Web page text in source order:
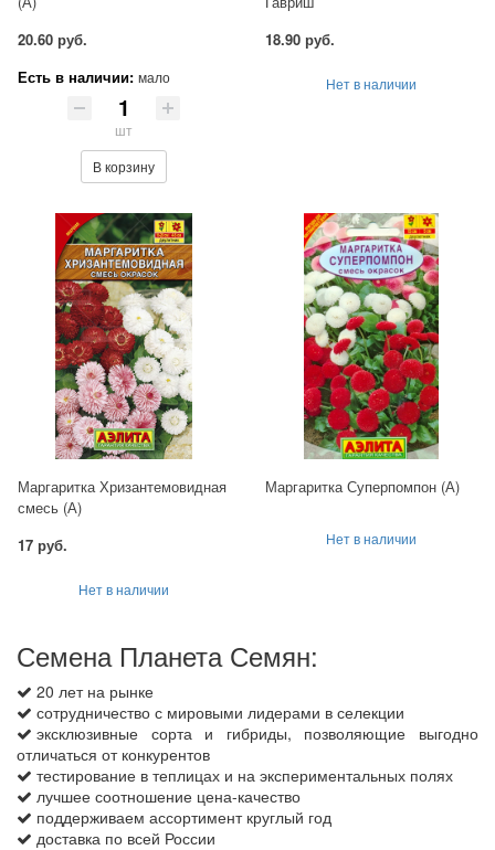
20.60 руб.
Есть в наличии: мало
шт
В корзину
18.90 руб.
Нет в наличии
Маргаритка Хризантемовидная
смесь (А)
17 руб.
Нет в наличии
Маргаритка Суперпомпон (А)
Нет в наличии
Семена Планета Семян:
20 лет на рынке
сотрудничество с мировыми лидерами в селекции
эксклюзивные сорта и гибриды, позволяющие выгодно
отличаться от конкурентов
тестирование в теплицах и на экспериментальных полях
лучшее соотношение цена-качество
поддерживаем ассортимент круглый год
доставка по всей России